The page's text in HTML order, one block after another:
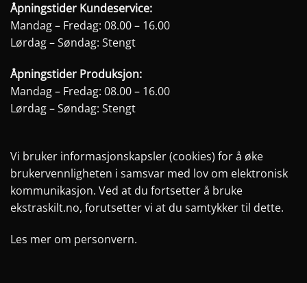
Åpningstider Kundeservice:
Mandag – Fredag: 08.00 – 16.00
Lørdag – Søndag: Stengt
Åpningstider Produksjon:
Mandag – Fredag: 08.00 – 16.00
Lørdag – Søndag: Stengt
Vi bruker informasjonskapsler (cookies) for å øke
brukervennligheten i samsvar med lov om elektronisk
kommunikasjon. Ved at du fortsetter å bruke
ekstraskilt.no, forutsetter vi at du samtykker til dette.
Les mer om personvern.